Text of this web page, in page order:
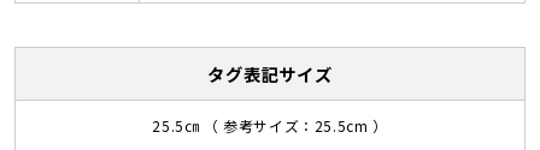
タグ表記サイズ
25.5㎝ （ 参考サイズ：25.5cm ）